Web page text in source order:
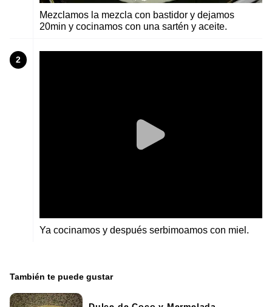
Mezclamos la mezcla con bastidor y dejamos
20min y cocinamos con una sartén y aceite.
2
Ya cocinamos y después serbimoamos con miel.
También te puede gustar